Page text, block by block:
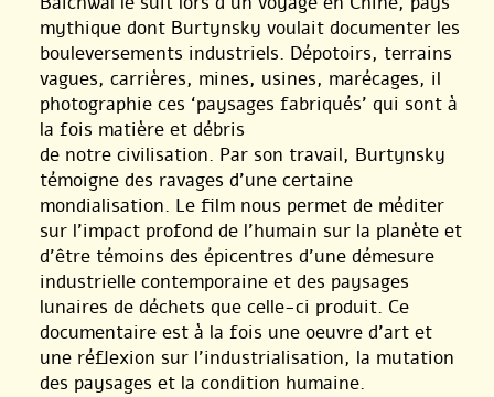
mythique dont Burtynsky voulait documenter les
bouleversements industriels. Dépotoirs, terrains
vagues, carrières, mines, usines, marécages, il
photographie ces ‘paysages fabriqués’ qui sont à
la fois matière et débris
de notre civilisation. Par son travail, Burtynsky
témoigne des ravages d’une certaine
mondialisation. Le film nous permet de méditer
sur l’impact profond de l’humain sur la planète et
d’être témoins des épicentres d’une démesure
industrielle contemporaine et des paysages
lunaires de déchets que celle-ci produit. Ce
documentaire est à la fois une oeuvre d’art et
une réflexion sur l’industrialisation, la mutation
des paysages et la condition humaine.